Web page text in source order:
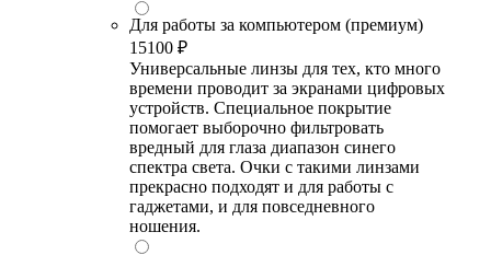
Для работы за компьютером (премиум)
15100 ₽
Универсальные линзы для тех, кто много
времени проводит за экранами цифровых
устройств. Специальное покрытие
помогает выборочно фильтровать
вредный для глаза диапазон синего
спектра света. Очки с такими линзами
прекрасно подходят и для работы с
гаджетами, и для повседневного
ношения.